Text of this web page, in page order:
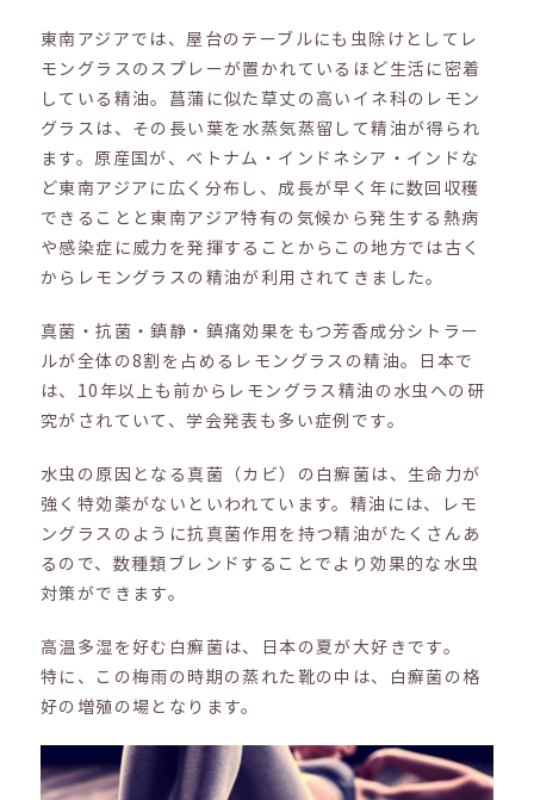
東南アジアでは、屋台のテーブルにも虫除けとしてレ
モングラスのスプレーが置かれているほど生活に密着
している精油。菖蒲に似た草丈の高いイネ科のレモン
グラスは、その長い葉を水蒸気蒸留して精油が得られ
ます。原産国が、ベトナム・インドネシア・インドな
ど東南アジアに広く分布し、成長が早く年に数回収穫
できることと東南アジア特有の気候から発生する熱病
や感染症に威力を発揮することからこの地方では古く
からレモングラスの精油が利用されてきました。
真菌・抗菌・鎮静・鎮痛効果をもつ芳香成分シトラー
ルが全体の8割を占めるレモングラスの精油。日本で
は、10年以上も前からレモングラス精油の水虫への研
究がされていて、学会発表も多い症例です。
水虫の原因となる真菌（カビ）の白癬菌は、生命力が
強く特効薬がないといわれています。精油には、レモ
ングラスのように抗真菌作用を持つ精油がたくさんあ
るので、数種類ブレンドすることでより効果的な水虫
対策ができます。
高温多湿を好む白癬菌は、日本の夏が大好きです。
特に、この梅雨の時期の蒸れた靴の中は、白癬菌の格
好の増殖の場となります。